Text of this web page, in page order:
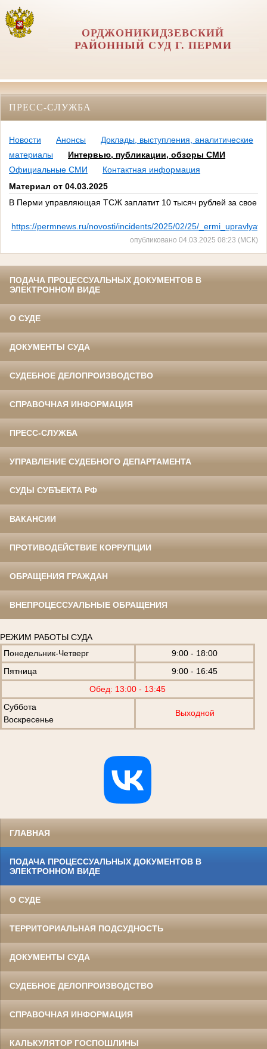
ОРДЖОНИКИДЗЕВСКИЙ
РАЙОННЫЙ СУД Г. ПЕРМИ
ПРЕСС-СЛУЖБА
Новости Анонсы
Доклады, выступления, аналитические
материалы
Интервью, публикации, обзоры СМИ
Официальные СМИ
Контактная информация
Материал от 04.03.2025
В Перми управляющая ТСЖ заплатит 10 тысяч рублей за свое
https://permnews.ru/novosti/incidents/2025/02/25/
опубликовано 04.03.2025 08:23 (МСК)
ПОДАЧА ПРОЦЕССУАЛЬНЫХ ДОКУМЕНТОВ В
ЭЛЕКТРОННОМ ВИДЕ
О СУДЕ
ДОКУМЕНТЫ СУДА
СУДЕБНОЕ ДЕЛОПРОИЗВОДСТВО
СПРАВОЧНАЯ ИНФОРМАЦИЯ
ПРЕСС-СЛУЖБА
УПРАВЛЕНИЕ СУДЕБНОГО ДЕПАРТАМЕНТА
СУДЫ СУБЪЕКТА РФ
ВАКАНСИИ
ПРОТИВОДЕЙСТВИЕ КОРРУПЦИИ
ОБРАЩЕНИЯ ГРАЖДАН
ВНЕПРОЦЕССУАЛЬНЫЕ ОБРАЩЕНИЯ
РЕЖИМ РАБОТЫ СУДА
Понедельник-Четверг
9:00 - 18:00
Пятница
9:00 - 16:45
Обед: 13:00 - 13:45
Суббота
Воскресенье
Выходной
ГЛАВНАЯ
ПОДАЧА ПРОЦЕССУАЛЬНЫХ ДОКУМЕНТОВ В
ЭЛЕКТРОННОМ ВИДЕ
О СУДЕ
ТЕРРИТОРИАЛЬНАЯ ПОДСУДНОСТЬ
ДОКУМЕНТЫ СУДА
СУДЕБНОЕ ДЕЛОПРОИЗВОДСТВО
СПРАВОЧНАЯ ИНФОРМАЦИЯ
КАЛЬКУЛЯТОР ГОСПОШЛИНЫ